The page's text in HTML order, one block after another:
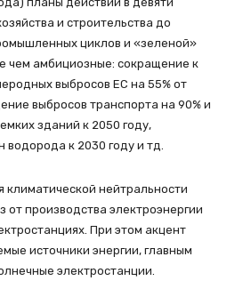
и строительства до
циклов и «зеленой»
чем амбициозные: сокращение к
выбросов ЕС на 55% от
выбросов транспорта на 90% и
зданий к 2050 году,
водорода к 2030 году и тд.
климатической нейтральности
от производства электроэнергии
При этом акцент
источники энергии, главным
электростанции.